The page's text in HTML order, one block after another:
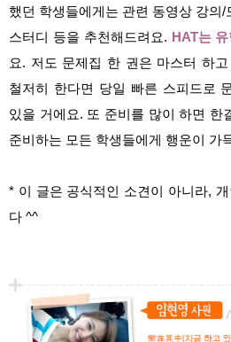
했던 학생들에게는 관련 동영상 강의/
스터디 등을 추천해드려요. HAT는
요. 저도 문제집 한 권은 마스터 하
철저히 한다면 당일 빠른 스피드로
있을 거에요. 또 준비를 많이 하면 한
준비하는 모든 학생들에게 행운이 가
* 이 글은 공식적인 소견이 아니라,
다 ^^